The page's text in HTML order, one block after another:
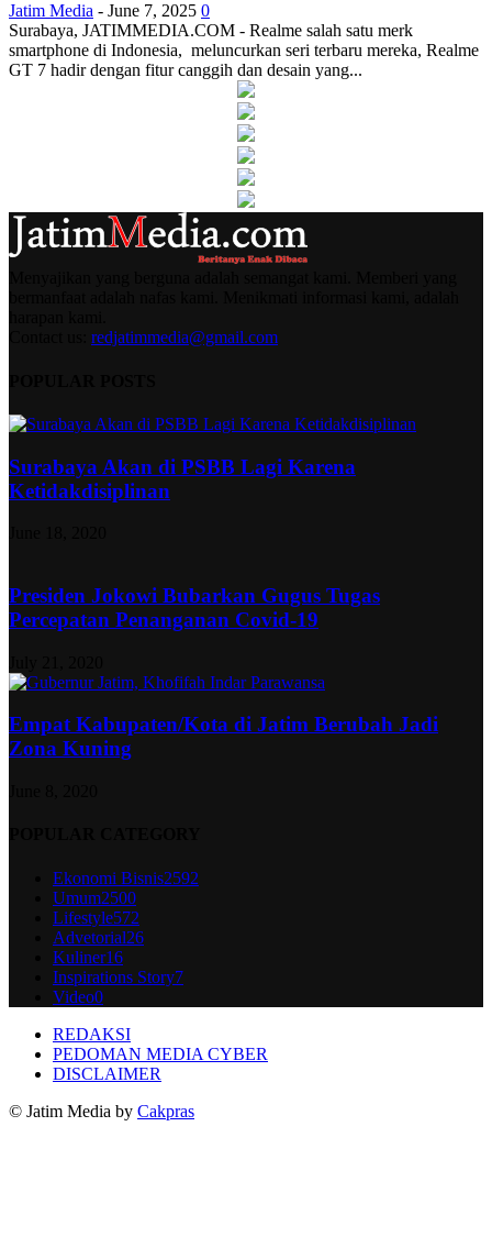
Jatim Media - June 7, 2025 0
Surabaya, JATIMMEDIA.COM - Realme salah satu merk
smartphone di Indonesia, meluncurkan seri terbaru mereka, Realme
GT 7 hadir dengan fitur canggih dan desain yang...
redjatimmedia@gmail.com
Surabaya Akan di PSBB Lagi Karena
Ketidakdisiplinan
Presiden Jokowi Bubarkan Gugus Tugas
Percepatan Penanganan Covid-19
Empat Kabupaten/Kota di Jatim Berubah Jadi
Zona Kuning
Ekonomi Bisnis2592
Umum2500
Lifestyle572
Advetorial26
Kuliner16
Inspirations Story7
Video0
REDAKSI
PEDOMAN MEDIA CYBER
DISCLAIMER
© Jatim Media by Cakpras